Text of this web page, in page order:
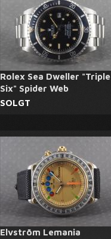
Rolex Sea Dweller "Triple
Six" Spider Web
SOLGT
Elvström Lemania